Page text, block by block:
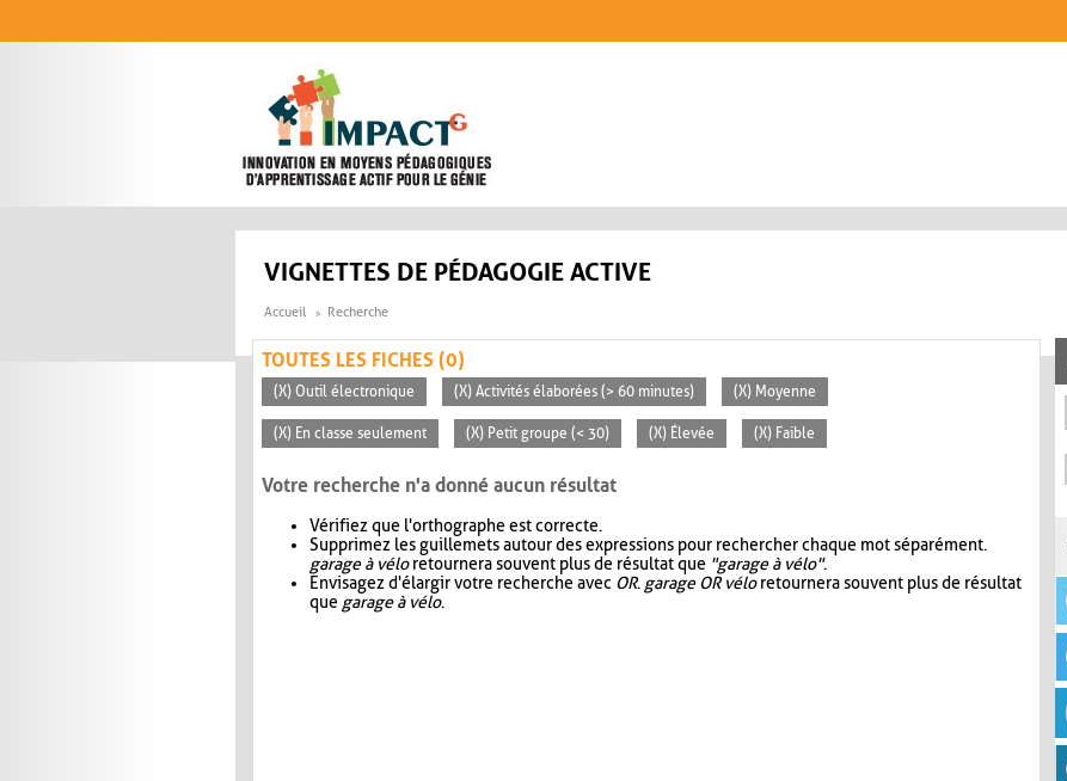
VIGNETTES DE PÉDAGOGIE ACTIVE
Accueil Recherche
TOUTES LES FICHES (0)
(X) Outil électronique (X) Activités élaborées (> 60 minutes) (X) Moyenne
(X) En classe seulement (X) Petit groupe (< 30) (X) Élevée (X) Faible
Votre recherche n'a donné aucun résultat
Vérifiez que l'orthographe est correcte.
Supprimez les guillemets autour des expressions pour rechercher chaque mot séparément.
garage à véloretournera souvent plus de résultat que "garage à vélo".
Envisagez d'élargir votre recherche avec OR. garage OR véloretournera souvent plus de résultat
que garage à vélo.